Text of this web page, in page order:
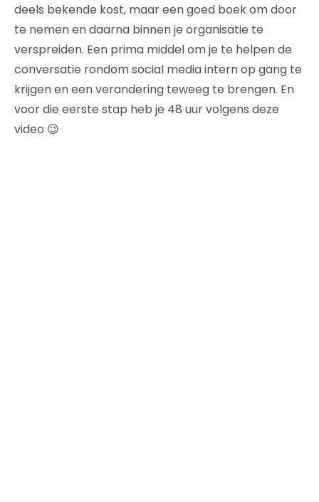
deels bekende kost, maar een goed boek om door
te nemen en daarna binnen je organisatie te
verspreiden. Een prima middel om je te helpen de
conversatie rondom social media intern op gang te
krijgen en een verandering teweeg te brengen. En
voor die eerste stap heb je 48 uur volgens deze
video 😉